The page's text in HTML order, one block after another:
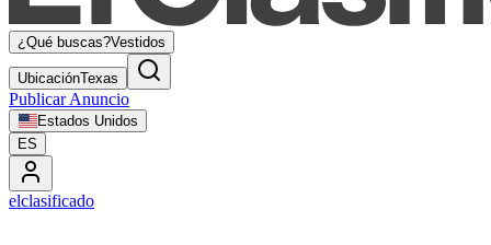
¿Qué buscas?Vestidos
UbicaciónTexas
Publicar Anuncio
Estados Unidos
ES
elclasificado